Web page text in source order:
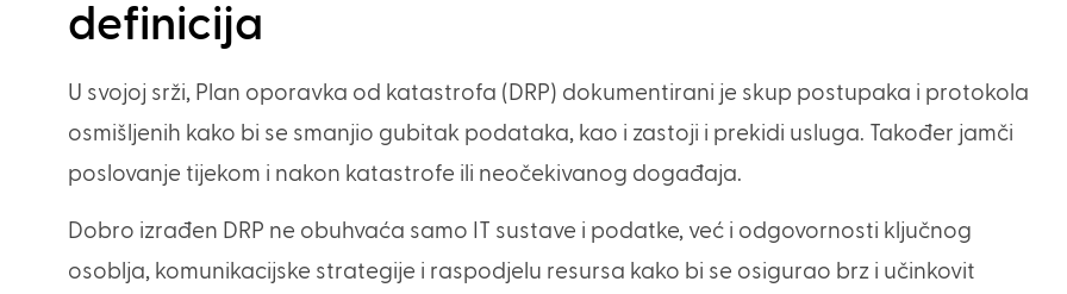
definicija
U svojoj srži, Plan oporavka od katastrofa (DRP) dokumentirani je skup postupaka i protokola
osmišljenih kako bi se smanjio gubitak podataka, kao i zastoji i prekidi usluga. Također jamči
poslovanje tijekom i nakon katastrofe ili neočekivanog događaja.
Dobro izrađen DRP ne obuhvaća samo IT sustave i podatke, već i odgovornosti ključnog
osoblja, komunikacijske strategije i raspodjelu resursa kako bi se osigurao brz i učinkovit